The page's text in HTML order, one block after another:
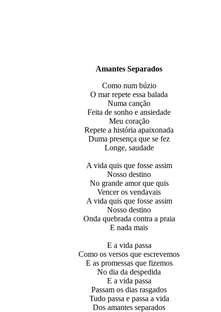
Amantes Separados
Como num búzio
O mar repete essa balada
Numa canção
Feita de sonho e ansiedade
Meu coração
Repete a história apaixonada
Duma presença que se fez
Longe, saudade
A vida quis que fosse assim
Nosso destino
No grande amor que quis
Vencer os vendavais
A vida quis que fosse assim
Nosso destino
Onda quebrada contra a praia
E nada mais
E a vida passa
Como os versos que escrevemos
E as promessas que fizemos
No dia da despedida
E a vida passa
Passam os dias rasgados
Tudo passa e passa a vida
Dos amantes separados